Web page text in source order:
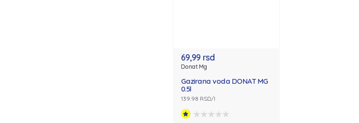
69,99 rsd
Donat Mg
Gazirana voda DONAT MG
0.5l
139.98 RSD/l